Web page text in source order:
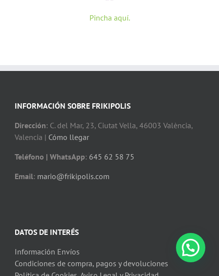
Pincha aquí.
INFORMACIÓN SOBRE FRIKIPOLIS
Dirección: C. del Mar, 23, Ciutat Vella, 46003 València,
Valencia | Cómo llegar
Teléfono | WhatsApp: 645 62 58 75
Email: mario@frikipolis.com
DATOS DE INTERÉS
Información Envíos
Condiciones de compra, pagos y devoluciones